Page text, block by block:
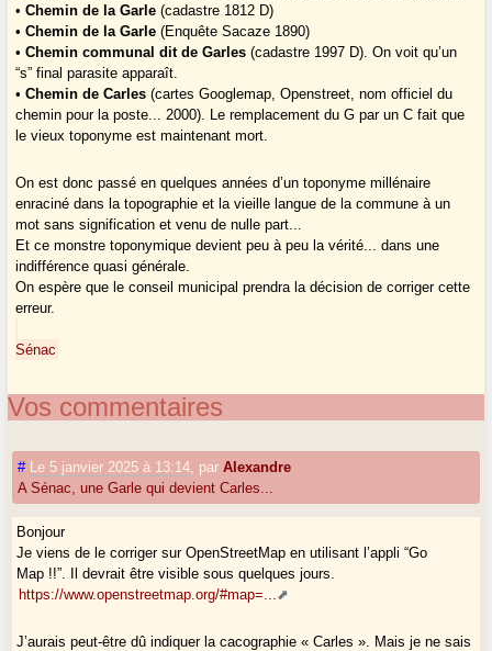
•Chemin de la Garle (cadastre 1812 D)
•Chemin de la Garle (Enquête Sacaze 1890)
•Chemin communal dit de Garles (cadastre 1997 D). On voit qu’un
“s” final parasite apparaît.
•Chemin de Carles (cartes Googlemap, Openstreet, nom officiel du
chemin pour la poste... 2000). Le remplacement du G par un C fait que
le vieux toponyme est maintenant mort.
On est donc passé en quelques années d’un toponyme millénaire
enraciné dans la topographie et la vieille langue de la commune à un
mot sans signification et venu de nulle part...
Et ce monstre toponymique devient peu à peu la vérité... dans une
indifférence quasi générale.
On espère que le conseil municipal prendra la décision de corriger cette
erreur.
Sénac
Vos commentaires
# Le 5 janvier 2025 à 13:14 parAlexandre
A Sénac, une Garle qui devient Carles...
Bonjour
Je viens de le corriger sur OpenStreetMap en utilisant l’appli “Go
Map !!”. Il devrait être visible sous quelques jours.
https://www.openstreetmap.org/#map=...
J’aurais peut-être dû indiquer la cacographie « Carles ». Mais je ne sais